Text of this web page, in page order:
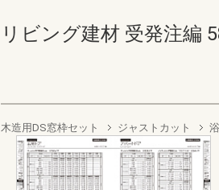
リビング建材 受発注編
木造用DS窓枠セット ジャストカット